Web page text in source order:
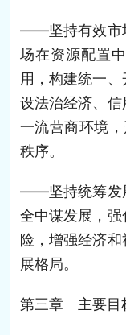
——坚持有效市
场在资源配置
用，构建统一
设法治经济、
一流营商环境，
秩序。
——坚持统筹发
全中谋发展，
险，增强经济
展格局。
第三章 主要目